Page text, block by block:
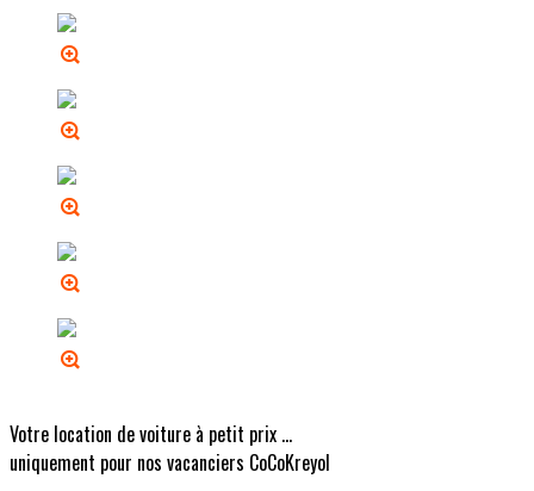
Votre location de voiture à petit prix ...
uniquement pour nos vacanciers CoCoKreyol